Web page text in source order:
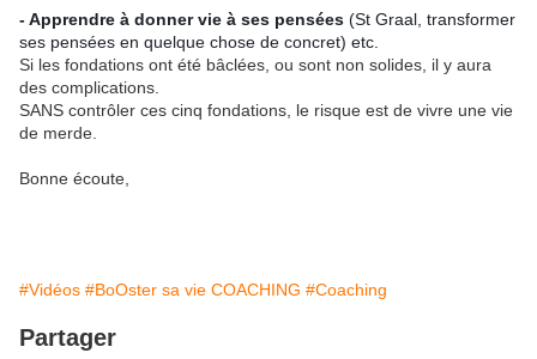
- Apprendre à donner vie à ses pensées (St Graal, transformer
ses pensées en quelque chose de concret) etc.
Si les fondations ont été bâclées, ou sont non solides, il y aura
des complications.
SANS contrôler ces cinq fondations, le risque est de vivre une vie
de merde.
Bonne écoute,
#Vidéos #BoOster sa vie COACHING #Coaching
Partager